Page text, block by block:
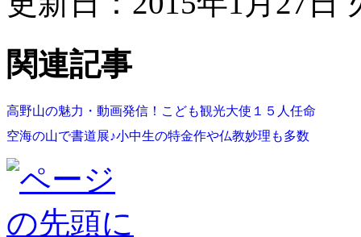
関連記事
高野山の魅力・動画発信！こども観光大使１５人任命
空海の山で書道展♪小中生の特金作や仏教妙理も多数